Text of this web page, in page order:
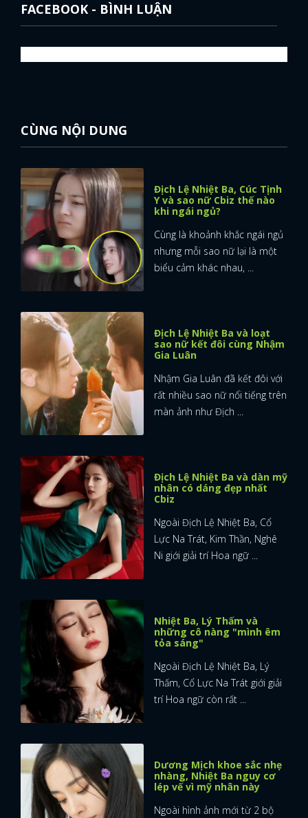
FACEBOOK - BÌNH LUẬN
CÙNG NỘI DUNG
Địch Lệ Nhiệt Ba, Cúc Tịnh
Y và sao nữ Cbiz thế nào
khi ngái ngủ?
Cùng là khoảnh khắc ngái ngủ
nhưng mỗi sao nữ lại là một
biểu cảm khác nhau, ...
Địch Lệ Nhiệt Ba và loạt
sao nữ kết đôi cùng Nhậm
Gia Luân
Nhậm Gia Luân đã kết đôi với
rất nhiều sao nữ nổi tiếng trên
màn ảnh như Địch ...
Địch Lệ Nhiệt Ba và dàn mỹ
nhân có dáng đẹp nhất
Cbiz
Ngoài Địch Lệ Nhiệt Ba, Cổ
Lực Na Trát, Kim Thần, Nghê
Ni giới giải trí Hoa ngữ ...
Nhiệt Ba, Lý Thấm và
những cô nàng "mình êm
tỏa sáng"
Ngoài Địch Lệ Nhiệt Ba, Lý
Thấm, Cổ Lực Na Trát giới giải
trí Hoa ngữ còn rất ...
Dương Mịch khoe sắc nhẹ
nhàng, Nhiệt Ba nguy cơ
lép vế vì mỹ nhân này
Ngoài hình ảnh mới từ 2 bộ